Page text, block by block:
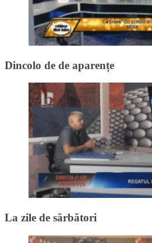
Dincolo de de aparențe
La zile de sărbători